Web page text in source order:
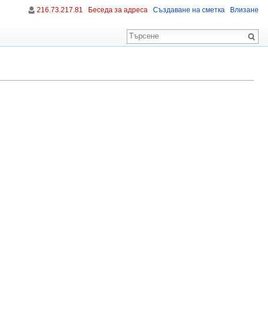
216.73.217.81 Беседа за адреса Създаване на сметка Влизане